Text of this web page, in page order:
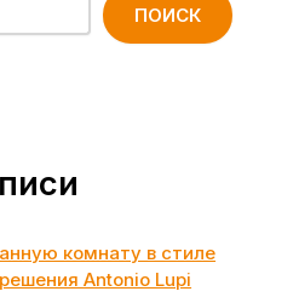
ПОИСК
комнату в стиле
Antonio Lupi